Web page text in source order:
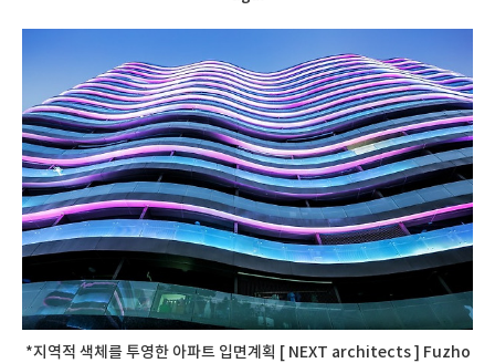
*지역적 색체를 투영한 아파트 입면계획 [ NEXT architects ] Fuzho